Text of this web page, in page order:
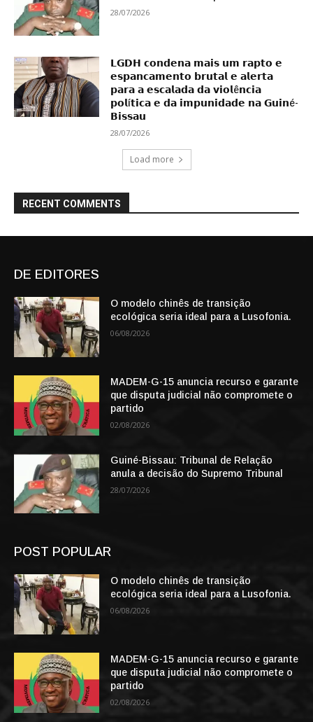
28/07/2026
𝗟𝗚𝗗𝗛 𝗰𝗼𝗻𝗱𝗲𝗻𝗮 𝗺𝗮𝗶𝘀 𝘂𝗺 𝗿𝗮𝗽𝘁𝗼 𝗲
𝗲𝘀𝗽𝗮𝗻𝗰𝗮𝗺𝗲𝗻𝘁𝗼 𝗯𝗿𝘂𝘁𝗮𝗹 𝗲 𝗮𝗹𝗲𝗿𝘁𝗮
𝗽𝗮𝗿𝗮 𝗮 𝗲𝘀𝗰𝗮𝗹𝗮𝗱𝗮 𝗱𝗮 𝘃𝗶𝗼𝗹ê𝗻𝗰𝗶𝗮
𝗽𝗼𝗹í𝘁𝗶𝗰𝗮 𝗲 𝗱𝗮 𝗶𝗺𝗽𝘂𝗻𝗶𝗱𝗮𝗱𝗲 𝗻𝗮 𝗚𝘂𝗶𝗻é-
𝗕𝗶𝘀𝘀𝗮𝘂
28/07/2026
Load more
RECENT COMMENTS
DE EDITORES
O modelo chinês de transição
ecológica seria ideal para a Lusofonia.
06/08/2026
MADEM-G-15 anuncia recurso e garante
que disputa judicial não compromete o
partido
02/08/2026
Guiné-Bissau: Tribunal de Relação
anula a decisão do Supremo Tribunal
28/07/2026
POST POPULAR
O modelo chinês de transição
ecológica seria ideal para a Lusofonia.
06/08/2026
MADEM-G-15 anuncia recurso e garante
que disputa judicial não compromete o
partido
02/08/2026